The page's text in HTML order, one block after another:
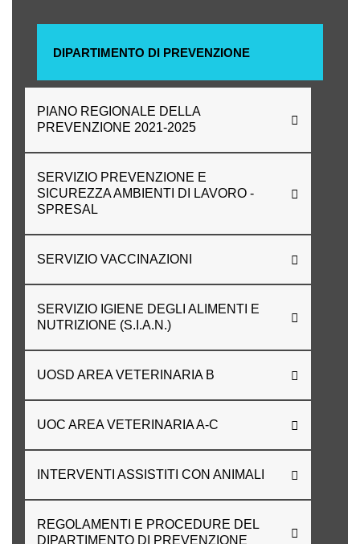
DIPARTIMENTO DI PREVENZIONE
PIANO REGIONALE DELLA
PREVENZIONE 2021-2025
SERVIZIO PREVENZIONE E
SICUREZZA AMBIENTI DI LAVORO -
SPRESAL
SERVIZIO VACCINAZIONI
SERVIZIO IGIENE DEGLI ALIMENTI E
NUTRIZIONE (S.I.A.N.)
UOSD AREA VETERINARIA B
UOC AREA VETERINARIA A-C
INTERVENTI ASSISTITI CON ANIMALI
REGOLAMENTI E PROCEDURE DEL
DIPARTIMENTO DI PREVENZIONE